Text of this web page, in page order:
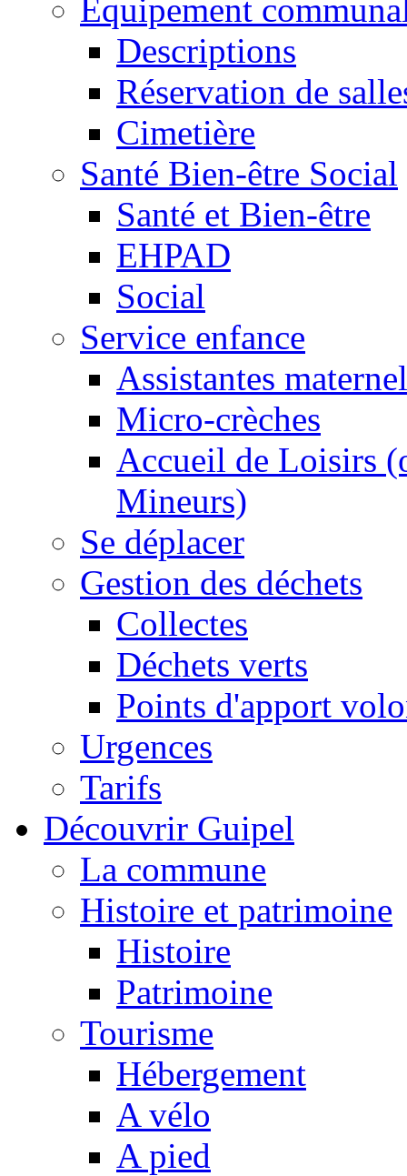
Equipement
Descriptions
Réservation de
Cimetière
Santé Bien-être Social
Santé et Bien-être
EHPAD
Social
Service enfance
Assistantes
Micro-crèches
Accueil de Loisirs
Mineurs)
Se déplacer
Gestion des déchets
Collectes
Déchets verts
Points d'apport
Urgences
Tarifs
Découvrir Guipel
La commune
Histoire et patrimoine
Histoire
Patrimoine
Tourisme
Hébergement
A vélo
A pied